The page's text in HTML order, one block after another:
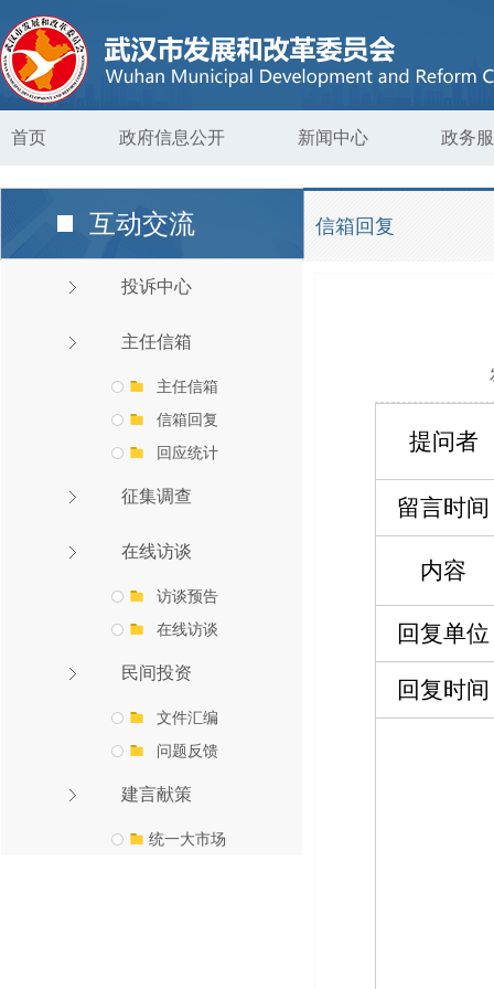
首页 政府信息公开 新闻中心 政务
互动交流
投诉中心
主任信箱
主任信箱
信箱回复
回应统计
征集调查
在线访谈
访谈预告
在线访谈
民间投资
文件汇编
问题反馈
建言献策
统一大市场
信箱回复
提问者
留言时间
内容
回复单位
回复时间